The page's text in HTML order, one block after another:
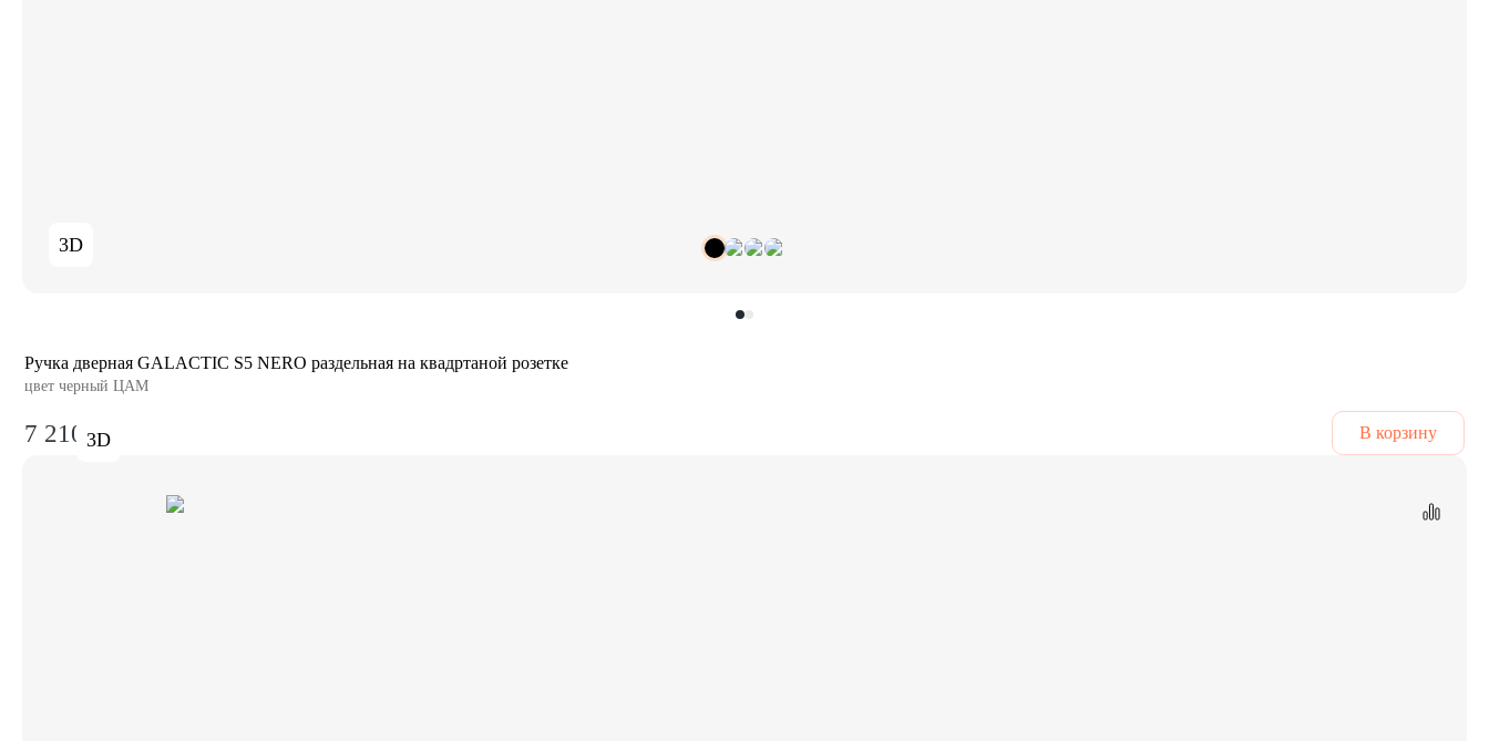
3D
Ручка дверная GALACTIC S5 NERO раздельная на квадртаной розетке
цвет черный ЦАМ
7 210₽ В корзину
3D